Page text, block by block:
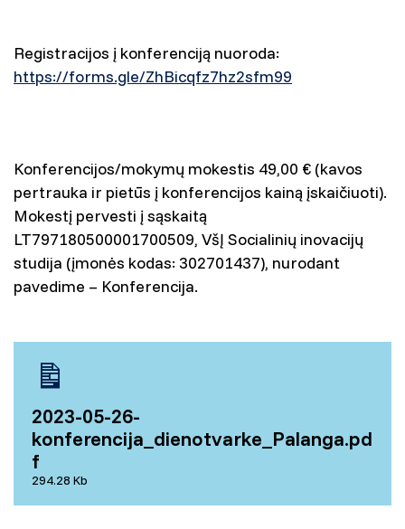
Registracijos į konferenciją nuoroda:
https://forms.gle/ZhBicqfz7hz2sfm99
Konferencijos/mokymų mokestis 49,00 € (kavos
pertrauka ir pietūs į konferencijos kainą įskaičiuoti).
Mokestį pervesti į sąskaitą
LT797180500001700509, VšĮ Socialinių inovacijų
studija (įmonės kodas: 302701437), nurodant
pavedime – Konferencija.
2023-05-26-
konferencija_dienotvarke_Palanga.pd
f
294.28 Kb